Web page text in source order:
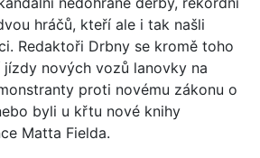
hráčů, kteří ale i tak našli
Redaktoři Drbny se kromě toho
nových vozů lanovky na
proti novému zákonu o
byli u křtu nové knihy
Matta Fielda.